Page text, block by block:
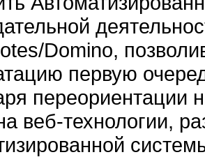
Domino,
первую
веб-технологии,